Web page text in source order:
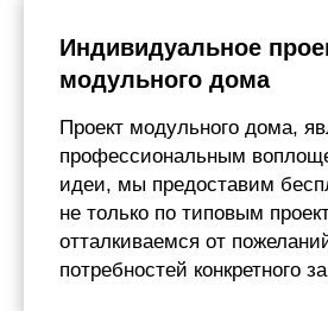
Индивидуальное
модульного дома
Проект модульного дома,
профессиональным
идеи, мы предоставим
не только по типовым
отталкиваемся от
потребностей конкретного